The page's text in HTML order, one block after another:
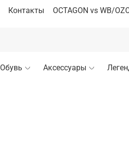
Контакты OCTAGON vs WB/
Обувь Аксессуары